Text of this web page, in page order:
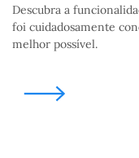
Descubra a
foi cuidadosamente
melhor possível.